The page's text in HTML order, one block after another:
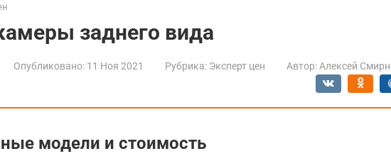
заднего вида
Опубликовано: 11 Ноя 2021 Рубрика: Эксперт цен Автор: Алексей
модели и стоимость